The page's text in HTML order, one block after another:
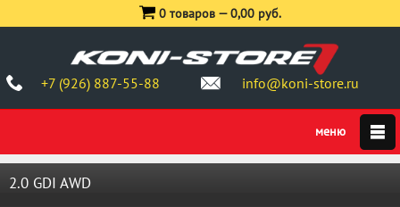
+7 (926) 887-55-88 info@koni-store.ru
0 товаров —0,00 руб.
2.0 GDI AWD